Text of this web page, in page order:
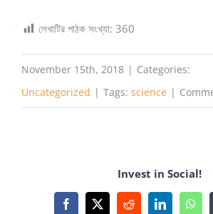
লেখাটির পাঠক সংখ্যা: 360
November 15th, 2018 | Categories:
Uncategorized | Tags: science |
Invest in Social!
Facebook
X RedditLinkedIn